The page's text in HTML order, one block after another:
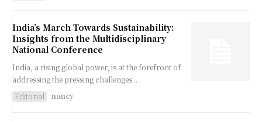
India’s March Towards Sustainability:
Insights from the Multidisciplinary
National Conference
India, a rising global power, is at the forefront of
addressing the pressing challenges...
Editorial
nancy